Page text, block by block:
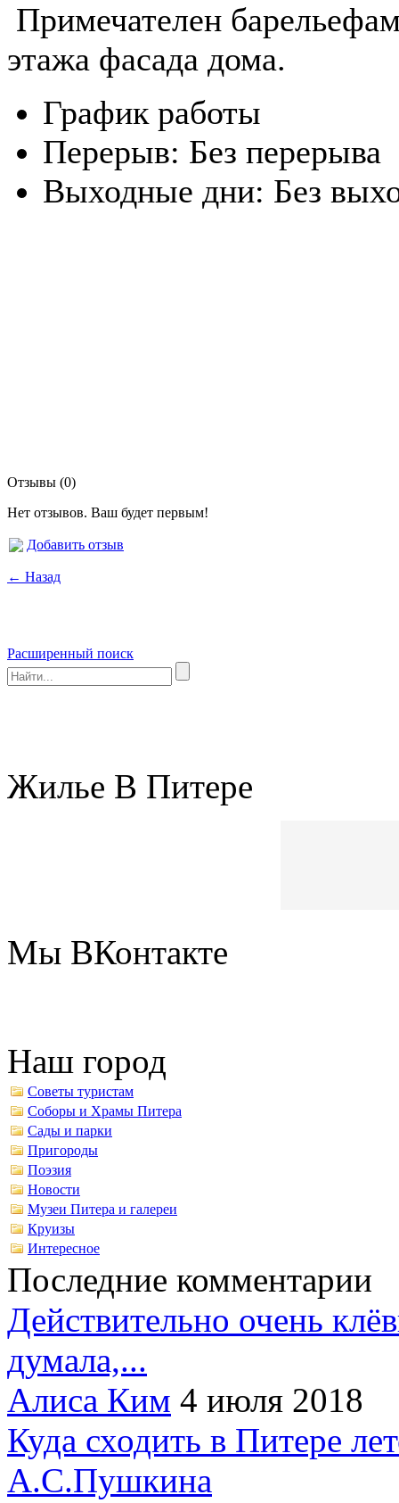
Примечателен
этажа фасада дома.
График работы
Перерыв: Без перерыва
Выходные дни: Без
Отзывы (0)
Нет отзывов. Ваш будет первым!
Добавить отзыв
← Назад
Расширенный поиск
Жилье В Питере
Мы ВКонтакте
Наш город
Советы туристам
Соборы и Храмы Питера
Сады и парки
Пригороды
Поэзия
Новости
Музеи Питера и галереи
Круизы
Интересное
Последние комментарии
Действительно очень
думала,...
Алиса Ким 4 июля 2018
Куда сходить в Питере
А.С.Пушкина